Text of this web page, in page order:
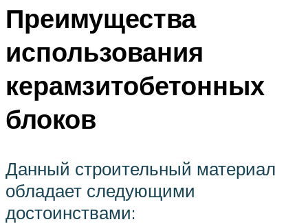
Преимущества
использования
керамзитобетонных
блоков
Данный строительный материал
обладает следующими
достоинствами: